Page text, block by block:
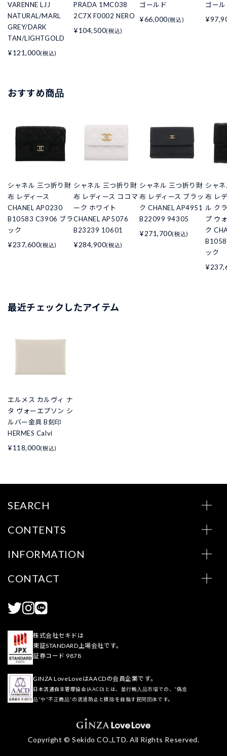
VARENNE LJJ
NATURAL/MARL
GREY/DARK
TAN/LIGHTGOLD
¥121,000(税込)
PRADA 1MC038
2C7X F0002 NERO
¥104,500(税込)
ゴールド
¥66,000(税込)
ゴー
おすすめ商品
シャネル 三つ折り財
布 レディース
CHANEL AP0230
B10583 C3906 ブラ
ック
¥237,600(税込)
シャネル 三つ折り財
布 レディース ココマ
ーク ホワイト
CHANEL AP5076
B23239 10601
¥284,900(税込)
シャネル 三つ折り財
布 レディース ブラッ
ク CHANEL AP4951
B22099 94305
¥271,700(税込)
シャ
布 レ
ル ク
プ ウ
ク
ック
最近チェックしたアイテム
エルメス カルヴィ ナ
タ ヴォーエプソン シ
ルバー金具 B刻印
HERMES Calvi
¥118,000(税込)
SEARCH
CONTENTS
INFORMATION
CONTACT
株式会社セキドは
東証STANDARD上場会社です。
証券コード 9878
GINZA LoveLoveはAACDの会員企業です。
日本流通自主管理協会(AACD)とは、並行輸入品市場での、“偽造
品”や“不正商品”の流通防止と排除を目指す民間団体です。
Copyright © Sekido CO.,LTD. All Rights Reserved.